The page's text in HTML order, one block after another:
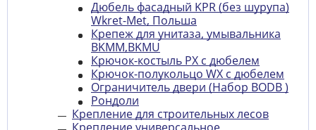
Дюбель фасадный KPR (без шурупа)
Wkret-Met, Польша
Крепеж для унитаза, умывальника
BKMM,BKMU
Крючок-костыль PX с дюбелем
Крючок-полукольцо WX с дюбелем
Ограничитель двери (Набор BODB )
Рондоли
Крепление для строительных лесов